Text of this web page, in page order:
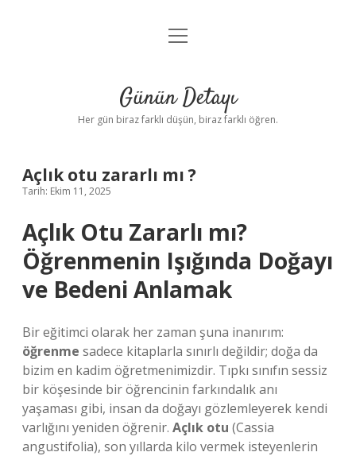
Anasayfa
Yasal Uyarı
menüyü
Günün Detayı
Her gün biraz farklı düşün, biraz farklı öğren.
Açlık otu zararlı mı ?
Tarih: Ekim 11, 2025
Açlık Otu Zararlı mı?
Öğrenmenin Işığında Doğayı
ve Bedeni Anlamak
Bir eğitimci olarak her zaman şuna inanırım:
öğrenme sadece kitaplarla sınırlı değildir; doğa da
bizim en kadim öğretmenimizdir. Tıpkı sınıfın sessiz
bir köşesinde bir öğrencinin farkındalık anı
yaşaması gibi, insan da doğayı gözlemleyerek kendi
varlığını yeniden öğrenir. Açlık otu (Cassia
angustifolia), son yıllarda kilo vermek isteyenlerin